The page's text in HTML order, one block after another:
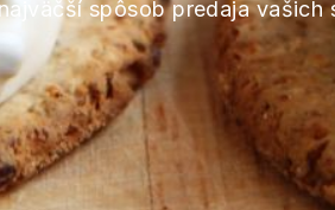
spôsob predaja vašich